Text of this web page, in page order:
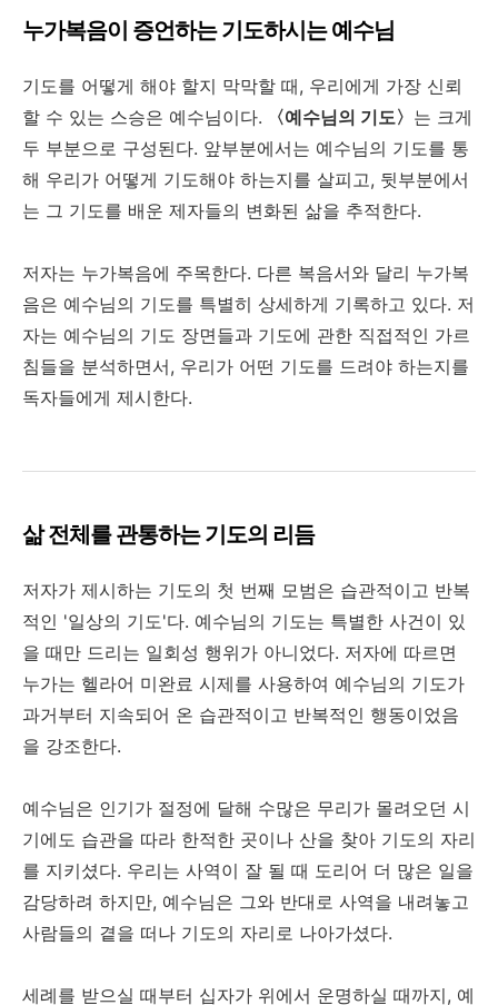
누가복음이 증언하는 기도하시는 예수님
기도를 어떻게 해야 할지 막막할 때, 우리에게 가장 신뢰
할 수 있는 스승은 예수님이다. 〈예수님의 기도〉 는 크게
두 부분으로 구성된다. 앞부분에서는 예수님의 기도를 통
해 우리가 어떻게 기도해야 하는지를 살피고, 뒷부분에서
는 그 기도를 배운 제자들의 변화된 삶을 추적한다.
저자는 누가복음에 주목한다. 다른 복음서와 달리 누가복
음은 예수님의 기도를 특별히 상세하게 기록하고 있다. 저
자는 예수님의 기도 장면들과 기도에 관한 직접적인 가르
침들을 분석하면서, 우리가 어떤 기도를 드려야 하는지를
독자들에게 제시한다.
삶 전체를 관통하는 기도의 리듬
저자가 제시하는 기도의 첫 번째 모범은 습관적이고 반복
적인 '일상의 기도'다. 예수님의 기도는 특별한 사건이 있
을 때만 드리는 일회성 행위가 아니었다. 저자에 따르면
누가는 헬라어 미완료 시제를 사용하여 예수님의 기도가
과거부터 지속되어 온 습관적이고 반복적인 행동이었음
을 강조한다.
예수님은 인기가 절정에 달해 수많은 무리가 몰려오던 시
기에도 습관을 따라 한적한 곳이나 산을 찾아 기도의 자리
를 지키셨다. 우리는 사역이 잘 될 때 도리어 더 많은 일을
감당하려 하지만, 예수님은 그와 반대로 사역을 내려놓고
사람들의 곁을 떠나 기도의 자리로 나아가셨다.
세례를 받으실 때부터 십자가 위에서 운명하실 때까지, 예